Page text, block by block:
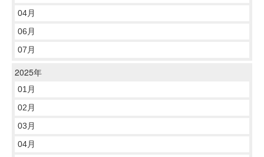
04月
06月
07月
2025年
01月
02月
03月
04月